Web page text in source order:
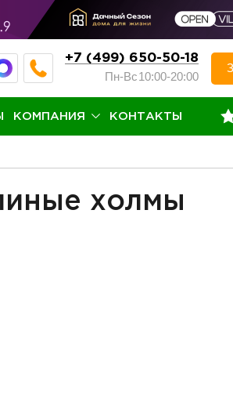
+7 (499) 650-50-18
Пн-Вс10:00-20:00
КОМПАНИЯ КОНТАКТЫ
холмы